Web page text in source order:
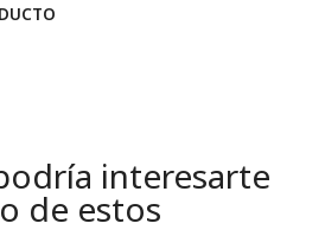
interesarte
de estos